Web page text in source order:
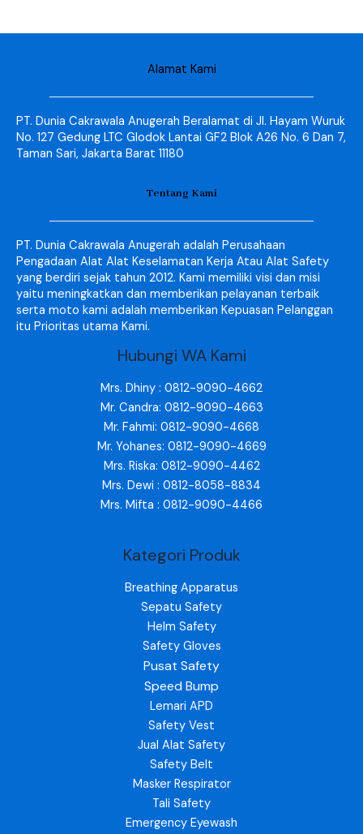
Alamat Kami
PT. Dunia Cakrawala Anugerah Beralamat di Jl. Hayam Wuruk
No. 127 Gedung LTC Glodok Lantai GF2 Blok A26 No. 6 Dan 7,
Taman Sari, Jakarta Barat 11180
Tentang Kami
PT. Dunia Cakrawala Anugerah adalah Perusahaan
Pengadaan Alat Alat Keselamatan Kerja Atau Alat Safety
yang berdiri sejak tahun 2012. Kami memiliki visi dan misi
yaitu meningkatkan dan memberikan pelayanan terbaik
serta moto kami adalah memberikan Kepuasan Pelanggan
itu Prioritas utama Kami.
Hubungi WA Kami
Mrs. Dhiny : 0812-9090-4662
Mr. Candra: 0812-9090-4663
Mr. Fahmi: 0812-9090-4668
Mr. Yohanes: 0812-9090-4669
Mrs. Riska: 0812-9090-4462
Mrs. Dewi : 0812-8058-8834
Mrs. Mifta : 0812-9090-4466
Kategori Produk
Breathing Apparatus
Sepatu Safety
Helm Safety
Safety Gloves
Pusat Safety
Speed Bump
Lemari APD
Safety Vest
Jual Alat Safety
Safety Belt
Masker Respirator
Tali Safety
Emergency Eyewash